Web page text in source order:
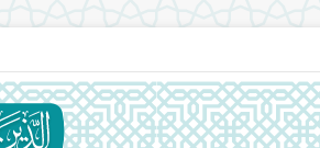
امت اسلامی